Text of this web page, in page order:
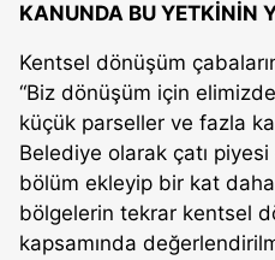
KANUNDA BU YETKİNİN
Kentsel dönüşüm
“Biz dönüşüm için
küçük parseller ve fazla
Belediye olarak çatı
bölüm ekleyip bir kat daha
bölgelerin tekrar kentsel
kapsamında